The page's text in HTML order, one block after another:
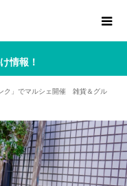
情報！
ク」でマルシェ開催 雑貨＆グル